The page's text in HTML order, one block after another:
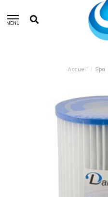
MENU
Accueil / Spa